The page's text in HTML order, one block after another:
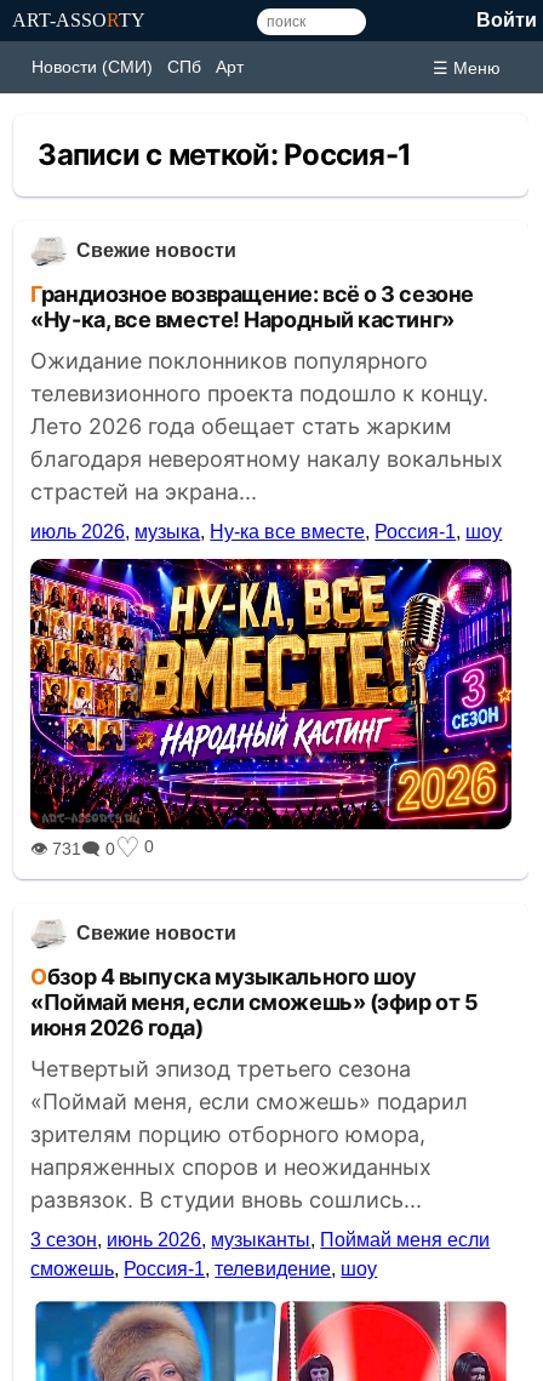
ART-ASSORTY Войти
Новости (СМИ) СПб Арт ☰ Меню
Записи с меткой: Россия-1
Свежие новости
Грандиозное возвращение: всё о 3 сезоне
«Ну-ка, все вместе! Народный кастинг»
Ожидание поклонников популярного
телевизионного проекта подошло к концу.
Лето 2026 года обещает стать жарким
благодаря невероятному накалу вокальных
страстей на экрана...
июль 2026, музыка, Ну-ка все вместе, Россия-1, шоу
👁 731 🗨 0♡ 0
Свежие новости
Обзор 4 выпуска музыкального шоу
«Поймай меня, если сможешь» (эфир от 5
июня 2026 года)
Четвертый эпизод третьего сезона
«Поймай меня, если сможешь» подарил
зрителям порцию отборного юмора,
напряженных споров и неожиданных
развязок. В студии вновь сошлись...
3 сезон, июнь 2026, музыканты, Поймай меня если
сможешь, Россия-1,телевидение, шоу